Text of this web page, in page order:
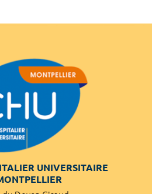
UNIVERSITAIRE